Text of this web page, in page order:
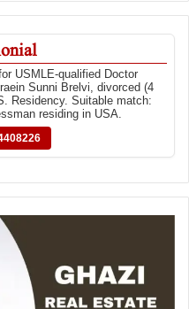
USMLE-qualified Doctor
Sunni Brelvi, divorced (4
Residency. Suitable match:
residing in USA.